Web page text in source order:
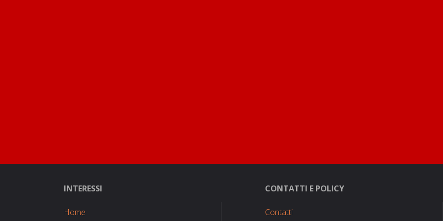
INTERESSI
Home
CONTATTI E POLICY
Contatti